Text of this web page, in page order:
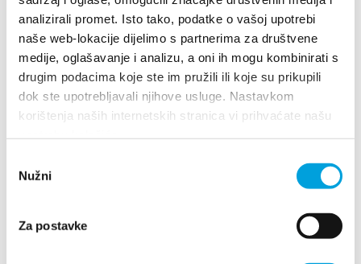
analizirali promet. Isto tako, podatke o vašoj upotrebi
naše web-lokacije dijelimo s partnerima za društvene
medije, oglašavanje i analizu, a oni ih mogu kombinirati s
drugim podacima koje ste im pružili ili koje su prikupili
dok ste upotrebljavali njihove usluge. Nastavkom
korištenja naših internetskih stranica vi prihvaćate našu
pristanka
Nužni
Za postavke
info@kastela-info.hr
Villa Nika, Kamberovo šetalište 30,
21216 Kaštel Stari, Hrvatska
Richtungen